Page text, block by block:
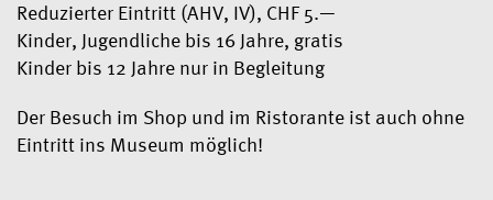
Reduzierter Eintritt (AHV, IV), CHF 5.—
Kinder, Jugendliche bis 16 Jahre, gratis
Kinder bis 12 Jahre nur in Begleitung
Der Besuch im Shop und im Ristorante ist auch ohne
Eintritt ins Museum möglich!